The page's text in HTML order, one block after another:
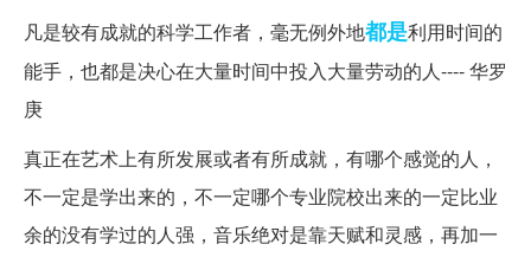
凡是较有成就的科学工作者，毫无例外地都是利用时间的
能手，也都是决心在大量时间中投入大量劳动的人---- 华罗
庚
真正在艺术上有所发展或者有所成就，有哪个感觉的人，
不一定是学出来的，不一定哪个专业院校出来的一定比业
余的没有学过的人强，音乐绝对是靠天赋和灵感，再加一